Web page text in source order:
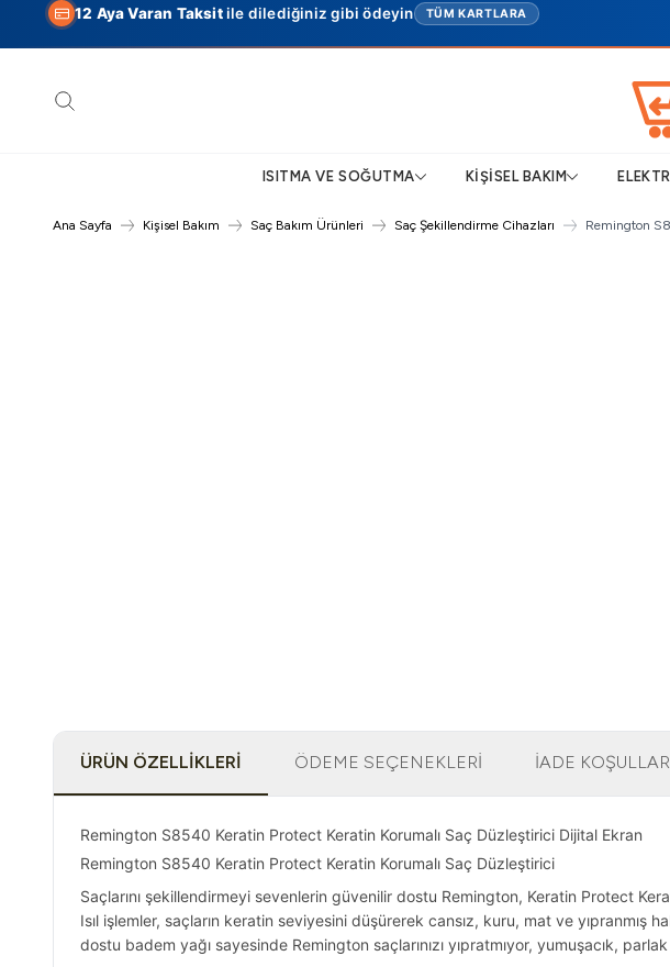
12 Aya Varan Taksitile dilediğiniz gibi ödeyin TÜM KARTLARA
ISITMA VE SOĞUTMA KIŞISEL BAKIM
Ana Sayfa Kişisel Bakım Saç Bakım Ürünleri Saç Şekillendirme Cihazları Remington
ÜRÜN ÖZELLIKLERI ÖDEME SEÇENEKLERI İADE
Remington S8540 Keratin Protect Keratin Korumalı Saç Düzleştirici Dijital Ekran
Remington S8540 Keratin Protect Keratin Korumalı Saç Düzleştirici
Saçlarını şekillendirmeyi sevenlerin güvenilir dostu Remington, Keratin Protect
Isıl işlemler, saçların keratin seviyesini düşürerek cansız, kuru, mat ve
dostu badem yağı sayesinde Remington saçlarınızı yıpratmıyor, yumuşacık,